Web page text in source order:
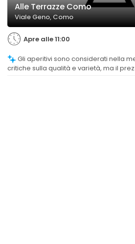
Alle Terrazze Como
Viale Geno, Como
Apre alle 11:00
critiche sulla qualità e varietà, ma il